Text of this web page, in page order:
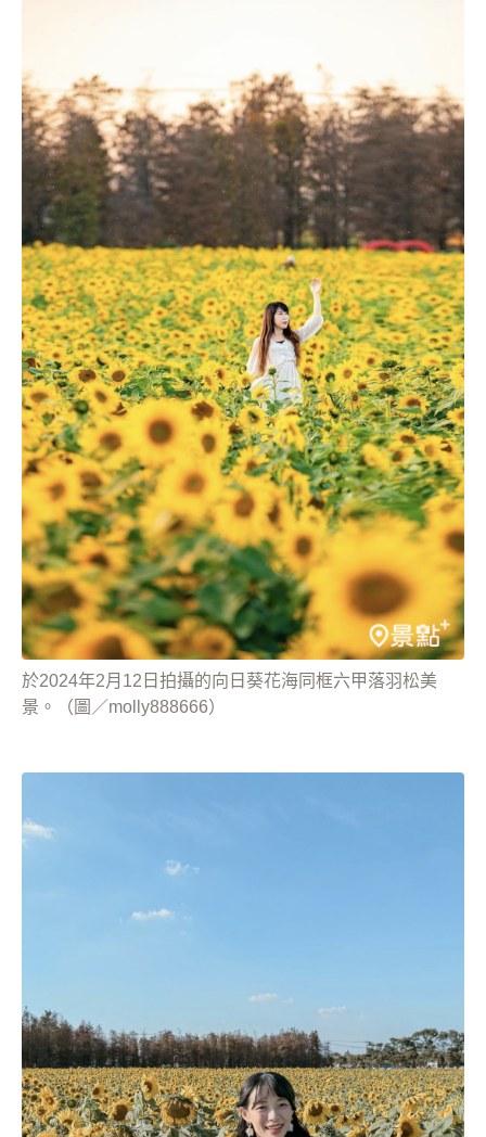
於2024年2月12日拍攝的向日葵花海同框六甲落羽松美
景。（圖／molly888666）